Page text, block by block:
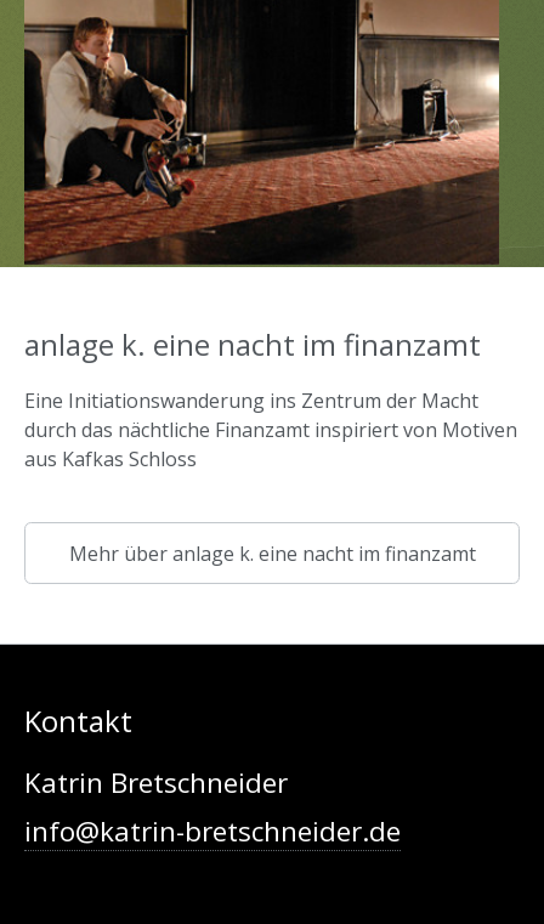
anlage k. eine nacht im finanzamt
Eine Initiationswanderung ins Zentrum der Macht
durch das nächtliche Finanzamt inspiriert von Motiven
aus Kafkas Schloss
Mehr über anlage k. eine nacht im finanzamt
Kontakt
Katrin Bretschneider
info@katrin-bretschneider.de